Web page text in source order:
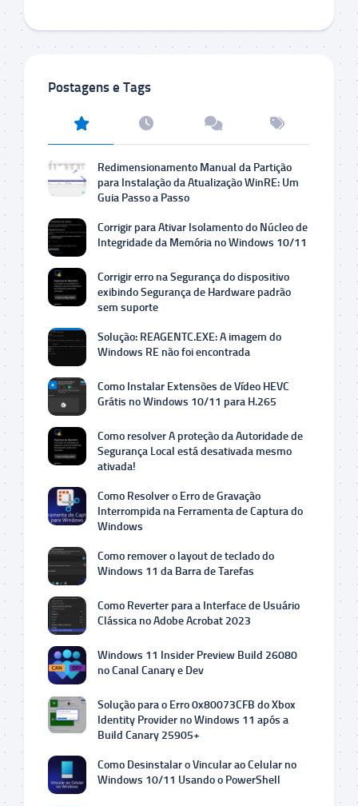
Postagens e Tags
Redimensionamento Manual da Partição
para Instalação da Atualização WinRE: Um
Guia Passo a Passo
Corrigir para Ativar Isolamento do Núcleo de
Integridade da Memória no Windows 10/11
Corrigir erro na Segurança do dispositivo
exibindo Segurança de Hardware padrão
sem suporte
Solução: REAGENTC.EXE: A imagem do
Windows RE não foi encontrada
Como Instalar Extensões de Vídeo HEVC
Grátis no Windows 10/11 para H.265
Como resolver A proteção da Autoridade de
Segurança Local está desativada mesmo
ativada!
Como Resolver o Erro de Gravação
Interrompida na Ferramenta de Captura do
Windows
Como remover o layout de teclado do
Windows 11 da Barra de Tarefas
Como Reverter para a Interface de Usuário
Clássica no Adobe Acrobat 2023
Windows 11 Insider Preview Build 26080
no Canal Canary e Dev
Solução para o Erro 0x80073CFB do Xbox
Identity Provider no Windows 11 após a
Build Canary 25905+
Como Desinstalar o Vincular ao Celular no
Windows 10/11 Usando o PowerShell